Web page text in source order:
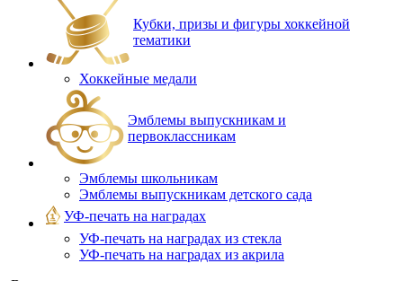
Кубки, призы и фигуры хоккейной
тематики
Хоккейные медали
Эмблемы выпускникам и
первоклассникам
Эмблемы школьникам
Эмблемы выпускникам детского сада
УФ-печать на наградах
УФ‑печать на наградах из стекла
УФ-печать на наградах из акрила